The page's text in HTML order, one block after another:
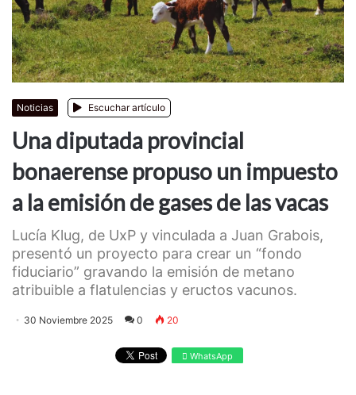
Noticias Escuchar artículo
Una diputada provincial
bonaerense propuso un impuesto
a la emisión de gases de las vacas
Lucía Klug, de UxP y vinculada a Juan Grabois,
presentó un proyecto para crear un “fondo
fiduciario” gravando la emisión de metano
atribuible a flatulencias y eructos vacunos.
30 Noviembre 2025 0 20
WhatsApp